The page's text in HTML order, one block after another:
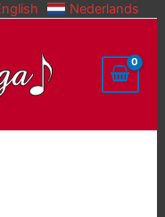
Nederlands